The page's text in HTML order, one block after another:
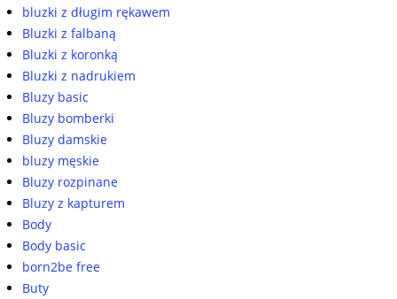
bluzki z długim rękawem
Bluzki z falbaną
Bluzki z koronką
Bluzki z nadrukiem
Bluzy basic
Bluzy bomberki
Bluzy damskie
bluzy męskie
Bluzy rozpinane
Bluzy z kapturem
Body
Body basic
born2be free
Buty